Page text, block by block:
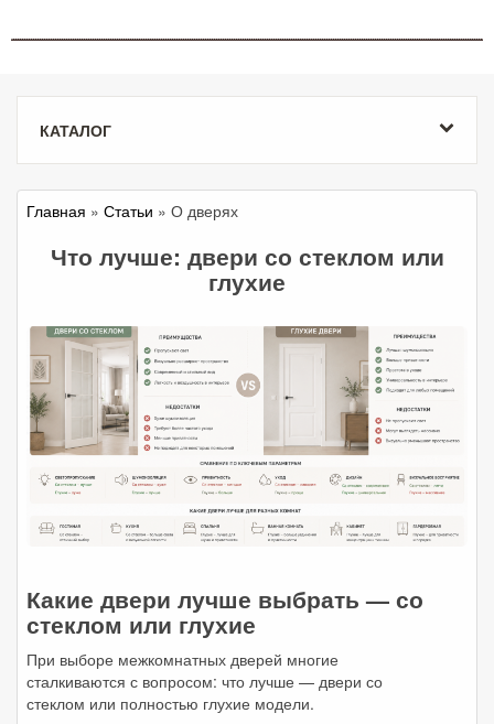
Главная »Статьи » О дверях
Что лучше: двери со стеклом или
глухие
Какие двери лучше выбрать — со
стеклом или глухие
При выборе межкомнатных дверей многие
сталкиваются с вопросом: что лучше — двери со
стеклом или полностью глухие модели.
КАТАЛОГ